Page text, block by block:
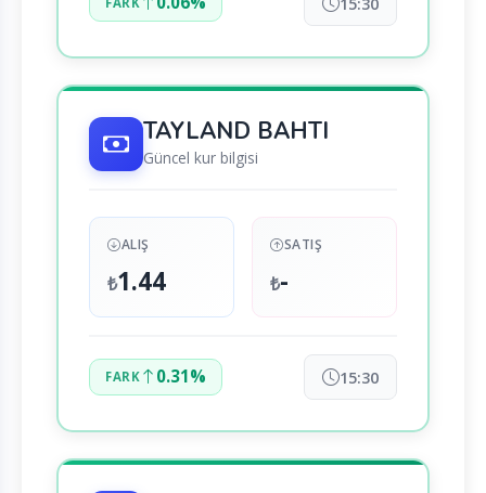
TAYLAND BAHTI
Güncel kur bilgisi
ALIŞ
₺1.44
SATIŞ
₺-
FARK 0.31% 15:30